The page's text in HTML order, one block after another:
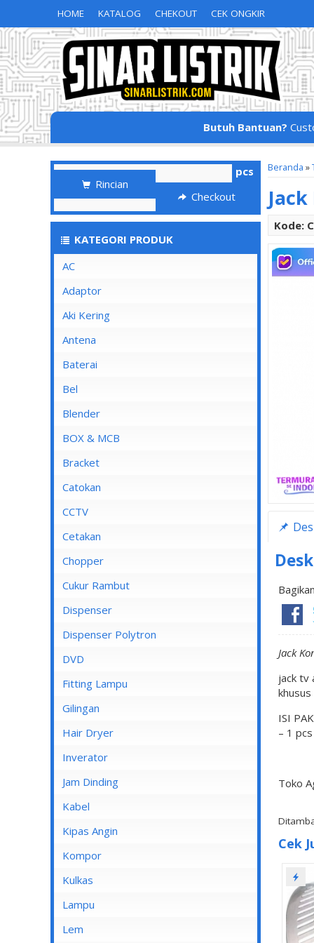
HOME KATALOG CHEKOUT CEK ONGKIR
Butuh Bantuan?
Beranda »
Kode:
Jack
jack tv
khusus
ISI
– 1
Toko
Cek
pcs
Rincian
Checkout
KATEGORI PRODUK
AC
Adaptor
Aki Kering
Antena
Baterai
Bel
Blender
Blender Advance
Blender Cosmos
Blender Kirin
Blender Maspion
Blender Miyako
BOX & MCB
MCB
MCB 1 Pole
MCB 2 Pole
MCB 3 Pole
MCB 4 Pole
Bracket
Catokan
CCTV
DVR
Cetakan
Chopper
Cukur Rambut
Dispenser
Dispenser Cosmos
Dispenser Miyako
Dispenser Sanken
Dispenser Polytron
DVD
Fitting Lampu
Gilingan
Hair Dryer
Inverator
Jam Dinding
Kabel
Inbow/Outbow T Dus
Kabel Aksesoris
Kabel Antena
Kabel BC
Kipas Angin
Kipas Angin Berdiri
Kipas Angin Dinding
Kipas Angin Duduk
Kipas Angin Gantung
Kompor
Kompor Rinnai
Kulkas
LG
POLYTRON
Lampu
Fitting Lampu
Lem